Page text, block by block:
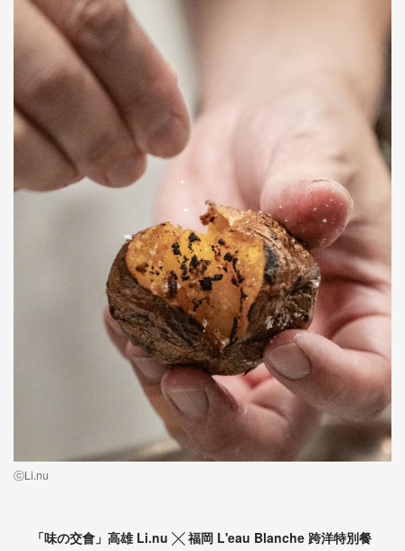
ⓒLi.nu
「味の交會」高雄 Li.nu ╳ 福岡 L'eau Blanche 跨洋特別餐